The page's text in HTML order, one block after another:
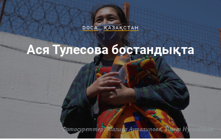
Фотосуреттер:Малика Ауталипова,Тимур Нусимбеков
DOCA ҚАЗАҚСТАН
Ася Тулесова бостандықта